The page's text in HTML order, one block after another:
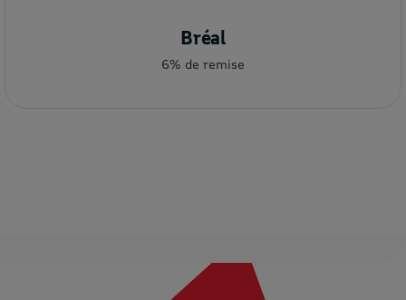
Bréal
6% de remise